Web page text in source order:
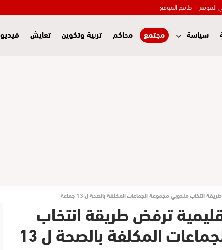
الموقع طاقم الموقع
سياسة مجتمع محاكم تربية وتكوين تعايش فيديو
انتخاب مندوبي مجموعة الجماعات المكلفة بالصحة ل 13 جماعة
ترفض طريقة انتخاب
مندوبي مجموعة الجماعات المكلفة بالصحة ل 13